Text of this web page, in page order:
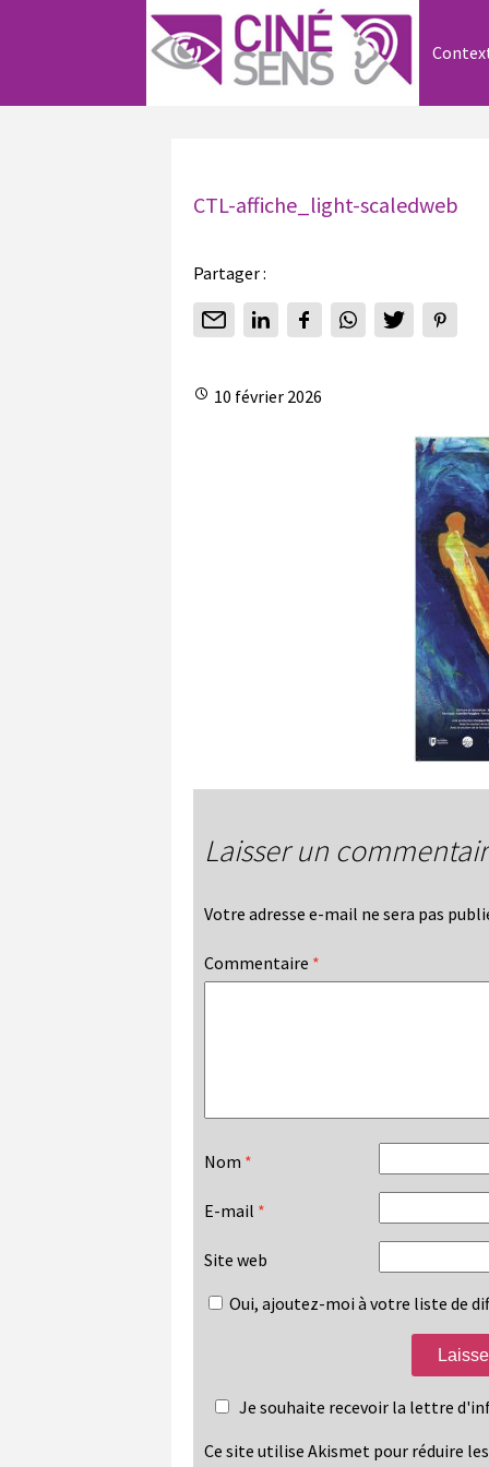
CTL-affiche_light-scaledweb
Partager :
10 février 2026
Laisser un
Votre adresse e-mail ne sera pas
Commentaire *
Nom *
E-mail *
Site web
Oui, ajoutez-moi à votre liste de
Je souhaite recevoir la lettre
Ce site utilise Akismet pour réduire